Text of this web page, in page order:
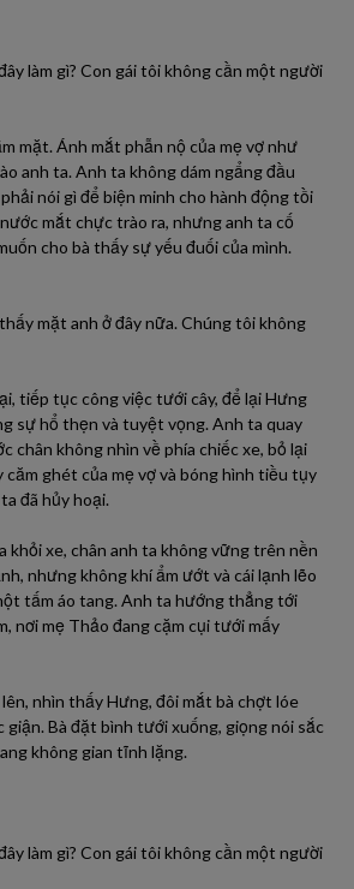
làm gì? Con gái tôi không cần một người
mặt. Ánh mắt phẫn nộ của mẹ vợ như
anh ta. Anh ta không dám ngẩng đầu
nói gì để biện minh cho hành động tồi
mắt chực trào ra, nhưng anh ta cố
cho bà thấy sự yếu đuối của mình.
mặt anh ở đây nữa. Chúng tôi không
tiếp tục công việc tưới cây, để lại Hưng
sự hổ thẹn và tuyệt vọng. Anh ta quay
chân không nhìn về phía chiếc xe, bỏ lại
căm ghét của mẹ vợ và bóng hình tiều tụy
đã hủy hoại.
khỏi xe, chân anh ta không vững trên nền
nhưng không khí ẩm ướt và cái lạnh lẽo
tấm áo tang. Anh ta hướng thẳng tới
nơi mẹ Thảo đang cặm cụi tưới mấy
nhìn thấy Hưng, đôi mắt bà chợt lóe
giận. Bà đặt bình tưới xuống, giọng nói sắc
không gian tĩnh lặng.
làm gì? Con gái tôi không cần một người